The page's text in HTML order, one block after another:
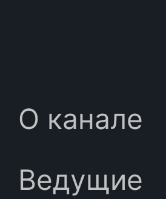
О канале
Ведущие